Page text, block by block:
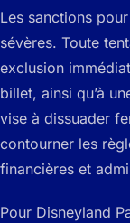
Les sanctions
sévères. Toute
exclusion
billet, ainsi qu’à
vise à dissuader
contourner les
financières et
Pour Disneyland